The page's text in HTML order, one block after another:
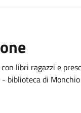
libri ragazzi e
biblioteca di